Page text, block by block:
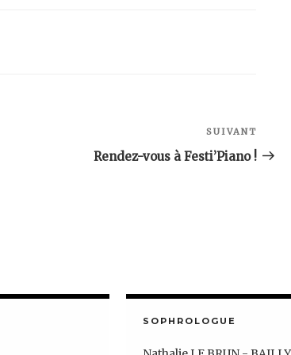
Article
SUIVANT
Rendez-vous à Festi’Piano !
SOPHROLOGUE